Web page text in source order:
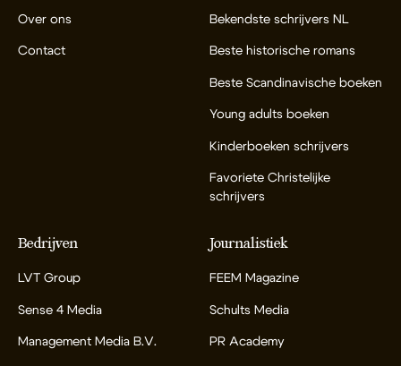
Over ons
Contact
Bekendste schrijvers NL
Beste historische romans
Beste Scandinavische boeken
Young adults boeken
Kinderboeken schrijvers
Favoriete Christelijke
schrijvers
Bedrijven
LVT Group
Sense 4 Media
Management Media B.V.
Journalistiek
FEEM Magazine
Schults Media
PR Academy